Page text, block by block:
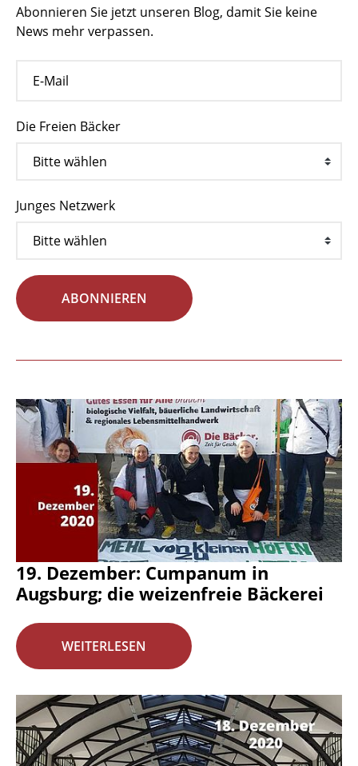
Abonnieren Sie jetzt unseren Blog, damit Sie keine
News mehr verpassen.
Die Freien Bäcker
Junges Netzwerk
ABONNIEREN
19. Dezember: Cumpanum in
Augsburg; die weizenfreie Bäckerei
WEITERLESEN